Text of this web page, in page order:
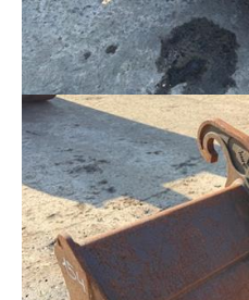
REIFEN / FELGEN
ACHSE
LAUFWERK
AUSLEGER
KABINE